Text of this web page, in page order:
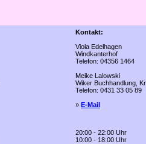
Kontakt:
Viola Edelhagen
Windkanterhof
Telefon: 04356 1464
Meike Lalowski
Wiker Buchhandlung,
Telefon: 0431 33 05 89
» E-Mail
20:00 - 22:00 Uhr
10:00 - 18:00 Uhr